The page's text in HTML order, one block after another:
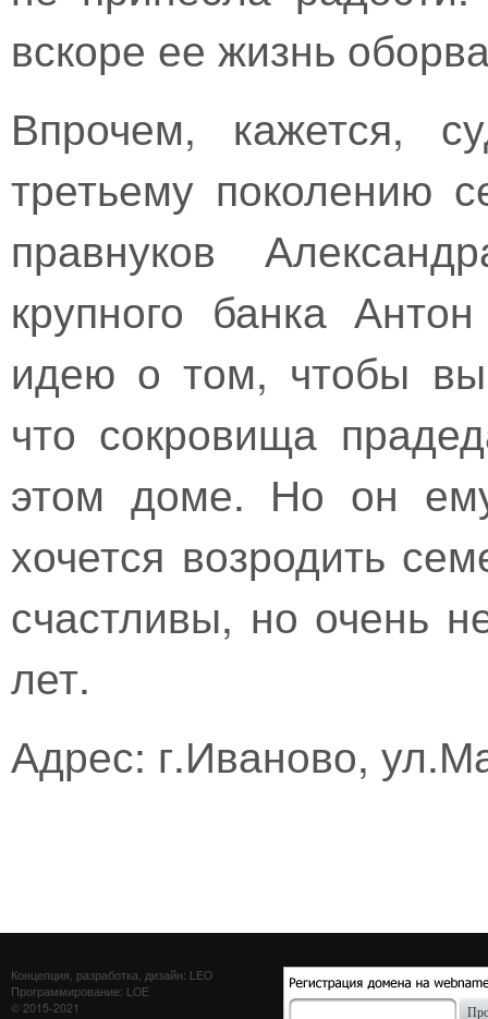
вскоре ее жизнь
Впрочем, кажется,
третьему поколению
правнуков
крупного банка
идею о том, чтобы
что сокровища
этом доме. Но он
хочется возродить
счастливы, но очень
лет.
Адрес: г.Иваново,
Концепция, разработка, дизайн: LEO
Программирование: LOE
© 2015-2021